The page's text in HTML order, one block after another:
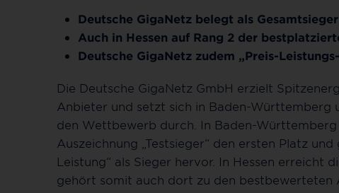
Deutsche GigaNetz belegt als
Auch in Hessen auf Rang 2 der
Deutsche GigaNetz zudem „Preis-
Die Deutsche GigaNetz GmbH erzielt
Anbieter und setzt sich in Baden-Württemberg
den Wettbewerb durch. In Baden-
Auszeichnung „Testsieger“ den ersten Platz
Leistung“ als Sieger hervor. In Hessen erreicht
gehört somit auch dort zu den bestbewerteten